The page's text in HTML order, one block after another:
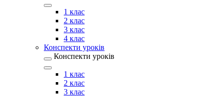
1 клас
2 клас
3 клас
4 клас
Конспекти уроків
Конспекти уроків
1 клас
2 клас
3 клас